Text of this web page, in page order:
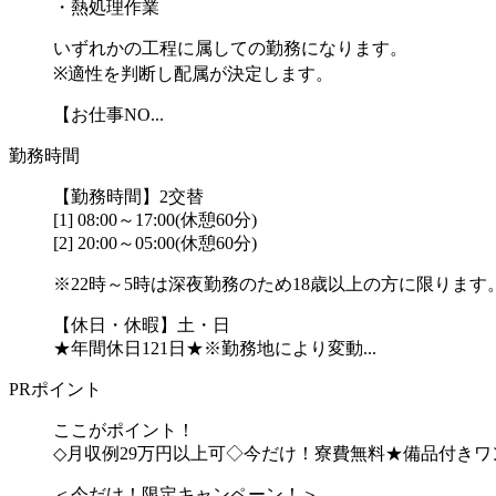
・熱処理作業
いずれかの工程に属しての勤務になります。
※適性を判断し配属が決定します。
【お仕事NO...
勤務時間
【勤務時間】2交替
[1] 08:00～17:00(休憩60分)
[2] 20:00～05:00(休憩60分)
※22時～5時は深夜勤務のため18歳以上の方に限ります。
【休日・休暇】土・日
★年間休日121日★※勤務地により変動...
PRポイント
ここがポイント！
◇月収例29万円以上可◇今だけ！寮費無料★備品付きワ